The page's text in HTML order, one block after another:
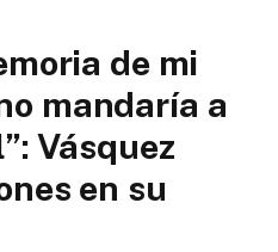
de mi
mandaría a
Vásquez
en su